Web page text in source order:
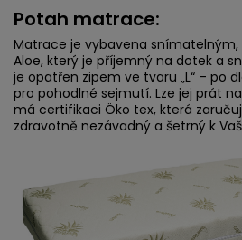
Potah matrace:
Matrace je vybavena
Aloe, který je příjemný na dotek a
je opatřen zipem ve tvaru „L“ – po
pro pohodlné sejmutí. Lze jej prát
má certifikaci Öko tex, která
zdravotně nezávadný a šetrný k